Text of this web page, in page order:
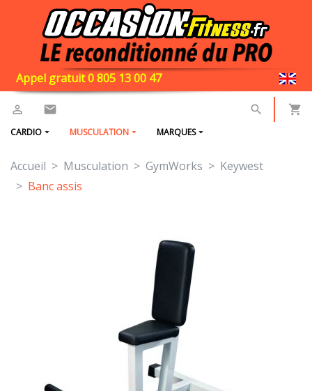
Appel gratuit 0 805 13 00 47
CARDIO MUSCULATION MARQUES
Accueil Musculation GymWorks
Keywest
Banc assis